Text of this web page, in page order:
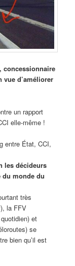
concessionnaire
vue d’améliorer
un rapport
elle-même !
entre État, CCI,
les décideurs
du monde du
très
la FFV
et
se
bien qu’il est